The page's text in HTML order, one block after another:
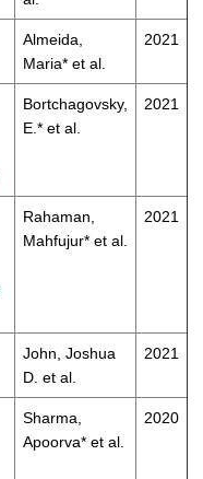
Almeida,
Maria* et al.
2021
Bortchagovsky,
E.* et al.
2021
Rahaman,
Mahfujur* et al.
2021
John, Joshua
D. et al.
2021
Sharma,
Apoorva* et al.
2020